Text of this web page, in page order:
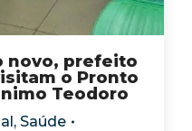
novo, prefeito
o Pronto
Teodoro
, Saúde